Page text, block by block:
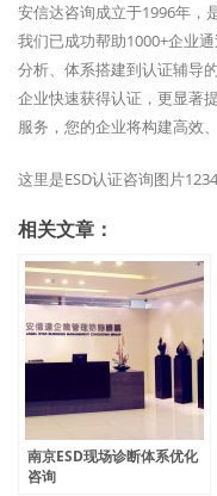
安信达咨询成立于1996年，
我们已成功帮助1000+企业
分析、体系搭建到认证辅导
企业快速获得认证，更显著
服务，您的企业将构建高效
这里是ESD认证咨询图片
相关文章：
南京ESD现场诊断体系优化
咨询